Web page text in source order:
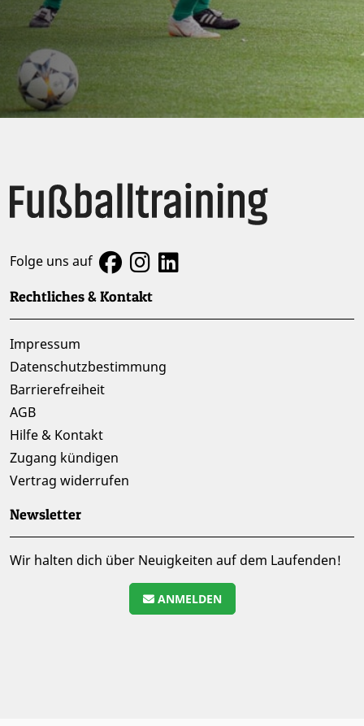
Folge uns auf
Rechtliches & Kontakt
Impressum
Datenschutzbestimmung
Barrierefreiheit
AGB
Hilfe & Kontakt
Zugang kündigen
Vertrag widerrufen
Newsletter
Wir halten dich über Neuigkeiten auf dem Laufenden!
ANMELDEN